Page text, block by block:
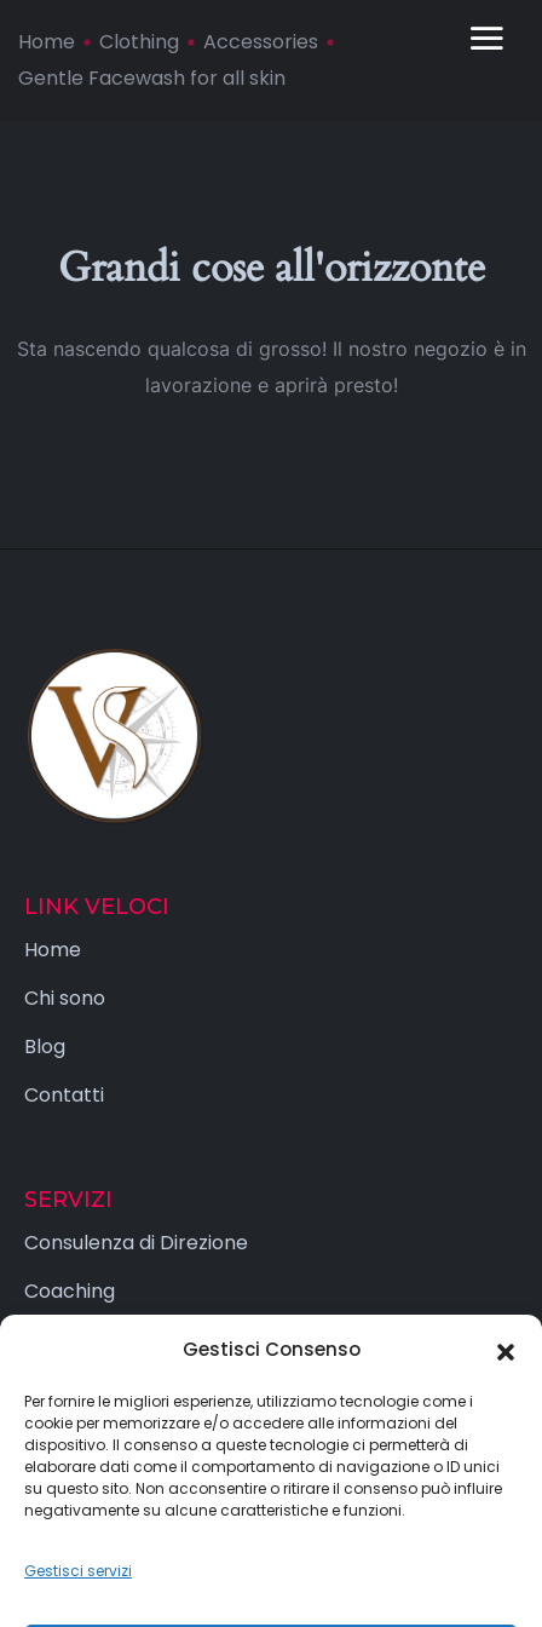
Gestisci Consenso
Per fornire le migliori esperienze, utilizziamo tecnologie come i
cookie per memorizzare e/o accedere alle informazioni del
dispositivo. Il consenso a queste tecnologie ci permetterà di
elaborare dati come il comportamento di navigazione o ID unici
su questo sito. Non acconsentire o ritirare il consenso può influire
negativamente su alcune caratteristiche e funzioni.
Gestisci servizi
Home Clothing
Accessories
Gentle Facewash for all skin
Grandi cose all'orizzonte
Sta nascendo qualcosa di grosso! Il nostro negozio è in
lavorazione e aprirà presto!
LINK VELOCI
Home
Chi sono
Blog
Contatti
SERVIZI
Consulenza di Direzione
Coaching
LEGAL
Cookie Policy (UE)
Imprint